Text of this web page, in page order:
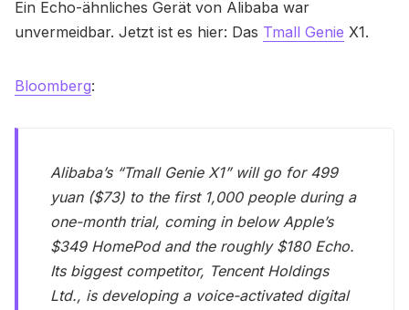
Ein Echo-ähnliches Gerät von Alibaba war
unvermeidbar. Jetzt ist es hier: Das Tmall Genie X1.
Bloomberg:
Alibaba’s “Tmall Genie X1” will go for 499
yuan ($73) to the first 1,000 people during a
one-month trial, coming in below Apple’s
$349 HomePod and the roughly $180 Echo.
Its biggest competitor, Tencent Holdings
Ltd., is developing a voice-activated digital